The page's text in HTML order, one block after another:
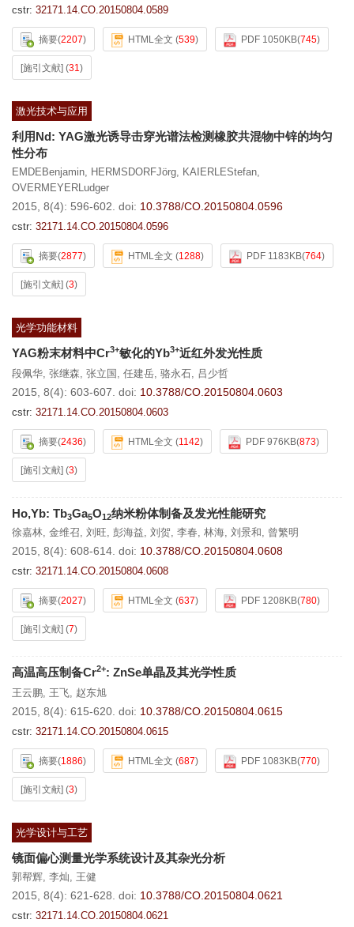
cstr: 32171.14.CO.20150804.0589
摘要(2207) HTML全文 (539) PDF 1050KB(745)
[施引文献] (31)
激光技术与应用
利用Nd: YAG激光诱导击穿光谱法检测橡胶共混物中锌的均匀
性分布
EMDEBenjamin, HERMSDORFJörg, KAIERLEStefan,
OVERMEYERLudger
2015, 8(4): 596-602. doi: 10.3788/CO.20150804.0596
cstr: 32171.14.CO.20150804.0596
摘要(2877) HTML全文 (1288) PDF 1183KB(764)
[施引文献] (3)
光学功能材料
YAG粉末材料中Cr3+敏化的Yb3+近红外发光性质
段佩华, 张继森, 张立国 , 任建岳, 骆永石, 吕少哲
2015, 8(4): 603-607. doi: 10.3788/CO.20150804.0603
cstr: 32171.14.CO.20150804.0603
摘要(2436) HTML全文 (1142) PDF 976KB(873)
[施引文献] (3)
Ho,Yb: Tb3Ga5O12纳米粉体制备及发光性能研究
徐嘉林, 金维召, 刘旺, 彭海益, 刘贺, 李春, 林海, 刘景和, 曾繁明
2015, 8(4): 608-614. doi: 10.3788/CO.20150804.0608
cstr: 32171.14.CO.20150804.0608
摘要(2027) HTML全文 (637) PDF 1208KB(780)
[施引文献] (7)
高温高压制备Cr2+: ZnSe单晶及其光学性质
王云鹏, 王飞, 赵东旭
2015, 8(4): 615-620. doi: 10.3788/CO.20150804.0615
cstr: 32171.14.CO.20150804.0615
摘要(1886) HTML全文 (687) PDF 1083KB(770)
[施引文献] (3)
光学设计与工艺
镜面偏心测量光学系统设计及其杂光分析
郭帮辉, 李灿, 王健
2015, 8(4): 621-628. doi: 10.3788/CO.20150804.0621
cstr: 32171.14.CO.20150804.0621